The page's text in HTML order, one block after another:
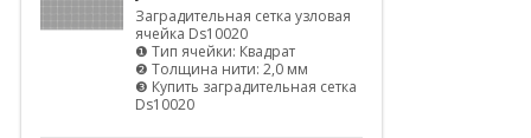
Заградительная сетка узловая
ячейка Ds10020
❶ Тип ячейки: Квадрат
❷ Толщина нити: 2,0 мм
❸ Купить заградительная сетка
Ds10020